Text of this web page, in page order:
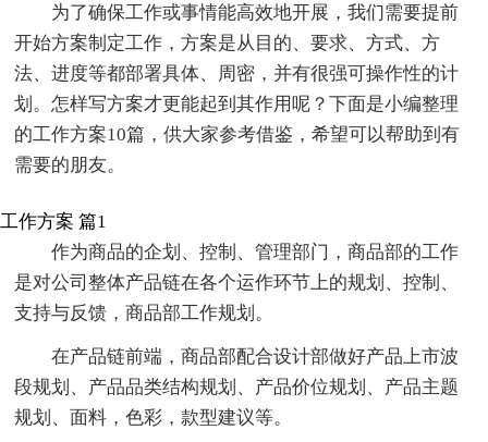
为了确保工作或事情能高效地开展，我们需要提前
开始方案制定工作，方案是从目的、要求、方式、方
法、进度等都部署具体、周密，并有很强可操作性的计
划。怎样写方案才更能起到其作用呢？下面是小编整理
的工作方案10篇，供大家参考借鉴，希望可以帮助到有
需要的朋友。
工作方案 篇1
作为商品的企划、控制、管理部门，商品部的工作
是对公司整体产品链在各个运作环节上的规划、控制、
支持与反馈，商品部工作规划。
在产品链前端，商品部配合设计部做好产品上市波
段规划、产品品类结构规划、产品价位规划、产品主题
规划、面料，色彩，款型建议等。